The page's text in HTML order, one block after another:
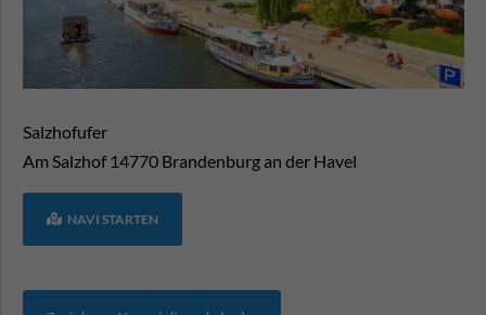
Salzhofufer
Am Salzhof 14770 Brandenburg an der Havel
NAVI STARTEN